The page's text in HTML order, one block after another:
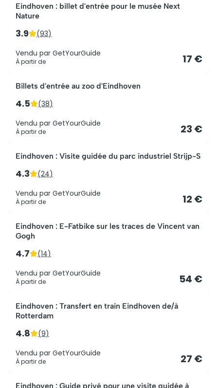
Eindhoven : billet d'entrée pour le musée Next
Nature
3.9 (93)
Vendu par GetYourGuide
À partir de 17 €
Billets d'entrée au zoo d'Eindhoven
4.5 (38)
Vendu par GetYourGuide
À partir de 23 €
Eindhoven : Visite guidée du parc industriel Strijp-S
4.3 (24)
Vendu par GetYourGuide
À partir de 12 €
Eindhoven : E-Fatbike sur les traces de Vincent van
Gogh
4.7 (14)
Vendu par GetYourGuide
À partir de 54 €
Eindhoven : Transfert en train Eindhoven de/à
Rotterdam
4.8 (9)
Vendu par GetYourGuide
À partir de 27 €
Eindhoven : Guide privé pour une visite guidée à